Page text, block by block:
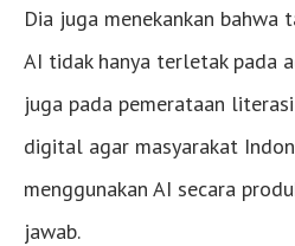
Dia juga menekankan bahwa
AI tidak hanya terletak pada
juga pada pemerataan
digital agar masyarakat
menggunakan AI secara
jawab.